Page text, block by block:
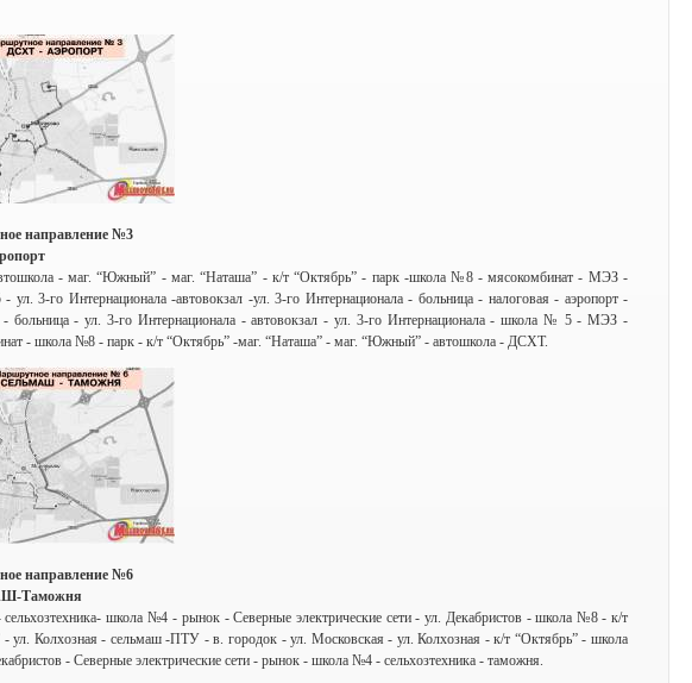
направление №3
- маг. “Южный” - маг. “Наташа” - к/т “Октябрь” - парк -школа №8 - мясокомбинат - МЭЗ -
3-го Интернационала -автовокзал -ул. 3-го Интернационала - больница - налоговая - аэропорт -
- больница - ул. 3-го Интернационала - автовокзал - ул. 3-го Интернационала - школа № 5 - МЭЗ -
- школа №8 - парк - к/т “Октябрь” -маг. “Наташа” - маг. “Южный” - автошкола - ДСХТ.
направление №6
Таможня
школа №4 - рынок - Северные электрические сети - ул. Декабристов - школа №8 - к/т
- ул. Колхозная - сельмаш -ПТУ - в. городок - ул. Московская - ул. Колхозная - к/т “Октябрь” - школа
- Северные электрические сети - рынок - школа №4 - сельхозтехника - таможня.